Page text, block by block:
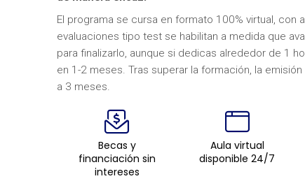
El programa se cursa en formato 100% virtual,
evaluaciones tipo test se habilitan a medida que
para finalizarlo, aunque si dedicas alrededor de 1
en 1-2 meses. Tras superar la formación, la
a 3 meses.
Becas y
financiación sin
intereses
Aula virtual
disponible 24/7